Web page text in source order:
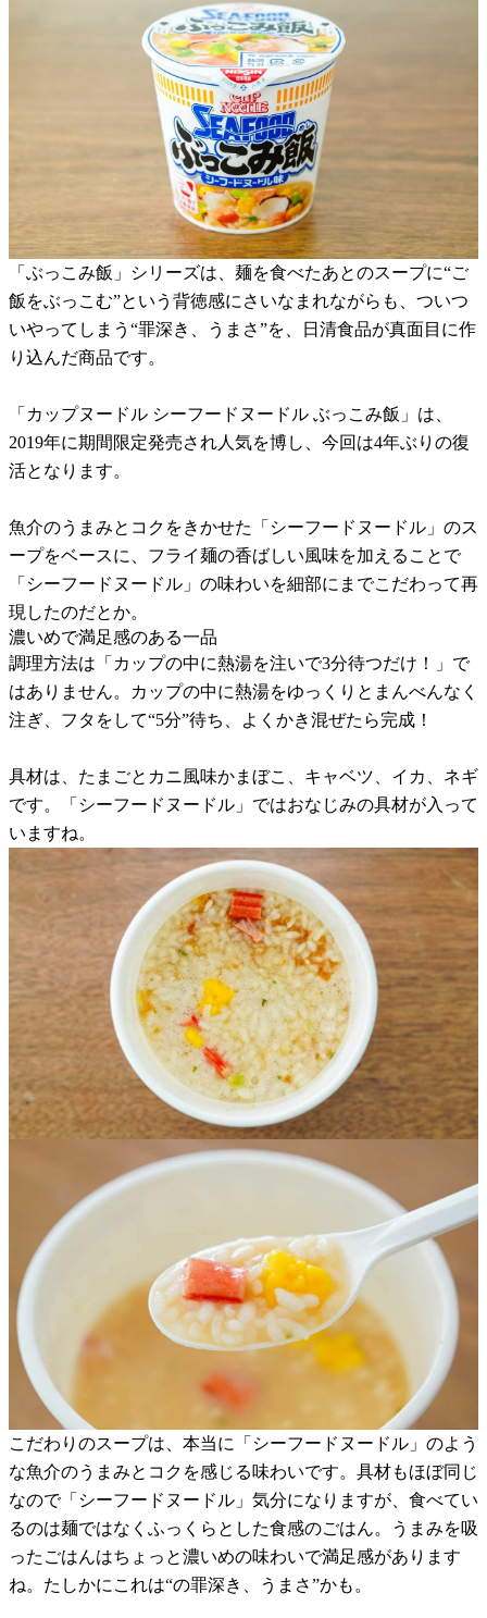
「ぶっこみ飯」シリーズは、麺を食べたあとのスープに“ご
飯をぶっこむ”という背徳感にさいなまれながらも、ついつ
いやってしまう“罪深き、うまさ”を、日清食品が真面目に作
り込んだ商品です。
「カップヌードル シーフードヌードル ぶっこみ飯」は、
2019年に期間限定発売され人気を博し、今回は4年ぶりの復
活となります。
魚介のうまみとコクをきかせた「シーフードヌードル」のス
ープをベースに、フライ麺の香ばしい風味を加えることで
「シーフードヌードル」の味わいを細部にまでこだわって再
現したのだとか。
濃いめで満足感のある一品
調理方法は「カップの中に熱湯を注いで3分待つだけ！」で
はありません。カップの中に熱湯をゆっくりとまんべんなく
注ぎ、フタをして“5分”待ち、よくかき混ぜたら完成！
具材は、たまごとカニ風味かまぼこ、キャベツ、イカ、ネギ
です。「シーフードヌードル」ではおなじみの具材が入って
いますね。
こだわりのスープは、本当に「シーフードヌードル」のよう
な魚介のうまみとコクを感じる味わいです。具材もほぼ同じ
なので「シーフードヌードル」気分になりますが、食べてい
るのは麺ではなくふっくらとした食感のごはん。うまみを吸
ったごはんはちょっと濃いめの味わいで満足感があります
ね。たしかにこれは“の罪深き、うまさ”かも。